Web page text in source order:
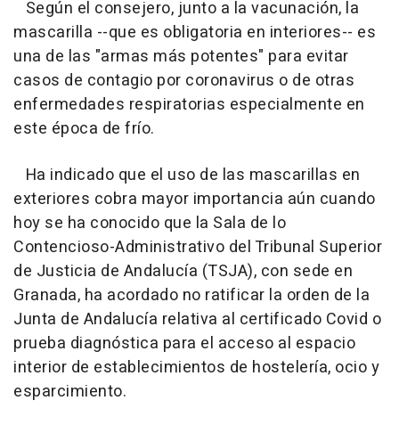
Según el consejero, junto a la vacunación, la
mascarilla --que es obligatoria en interiores-- es
una de las "armas más potentes" para evitar
casos de contagio por coronavirus o de otras
enfermedades respiratorias especialmente en
este época de frío.
Ha indicado que el uso de las mascarillas en
exteriores cobra mayor importancia aún cuando
hoy se ha conocido que la Sala de lo
Contencioso-Administrativo del Tribunal Superior
de Justicia de Andalucía (TSJA), con sede en
Granada, ha acordado no ratificar la orden de la
Junta de Andalucía relativa al certificado Covid o
prueba diagnóstica para el acceso al espacio
interior de establecimientos de hostelería, ocio y
esparcimiento.